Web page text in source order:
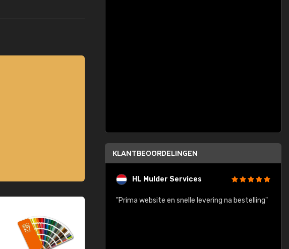
KLANTBEOORDELINGEN
HL Mulder Services
"Prima website en snelle levering na bestelling"